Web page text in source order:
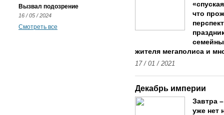
что
жителя мегаполиса и
17 / 01 / 2021
Декабрь империи
Завтра
уже нет
Вызвал подозрение
16 / 05 / 2024
Смотреть все